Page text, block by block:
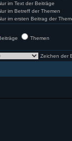
im Text der Beiträge
im Betreff der Themen
im ersten Beitrag der
Themen
Zeichen der